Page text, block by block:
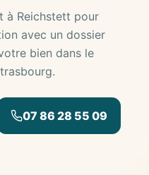
à Reichstett pour
avec un dossier
bien dans le
07 86 28 55 09